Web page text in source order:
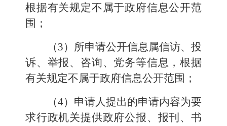
根据有关规定不属于政府信息公开范
围；
（3）所申请公开信息属信访、投
诉、举报、咨询、党务等信息，根据
有关规定不属于政府信息公开范围；
（4）申请人提出的申请内容为要
求行政机关提供政府公报、报刊、书